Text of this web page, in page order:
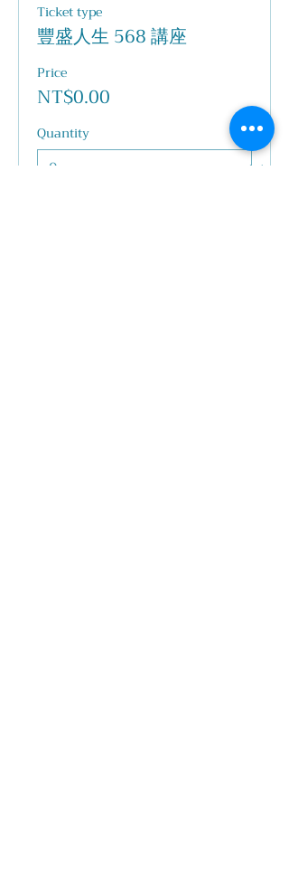
Ticket type
豐盛人生 568 講座
Price
NT$0.00
Quantity